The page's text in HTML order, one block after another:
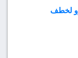
مليون يورو لخطف